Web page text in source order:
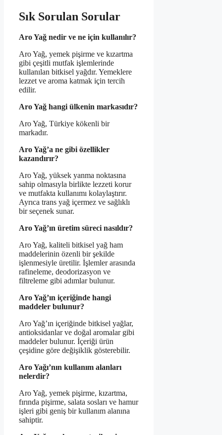
Sık Sorulan Sorular
Aro Yağ nedir ve ne için kullanılır?
Aro Yağ, yemek pişirme ve kızartma
gibi çeşitli mutfak işlemlerinde
kullanılan bitkisel yağdır. Yemeklere
lezzet ve aroma katmak için tercih
edilir.
Aro Yağ hangi ülkenin markasıdır?
Aro Yağ, Türkiye kökenli bir
markadır.
Aro Yağ’a ne gibi özellikler
kazandırır?
Aro Yağ, yüksek yanma noktasına
sahip olmasıyla birlikte lezzeti korur
ve mutfakta kullanımı kolaylaştırır.
Ayrıca trans yağ içermez ve sağlıklı
bir seçenek sunar.
Aro Yağ’ın üretim süreci nasıldır?
Aro Yağ, kaliteli bitkisel yağ ham
maddelerinin özenli bir şekilde
işlenmesiyle üretilir. İşlemler arasında
rafineleme, deodorizasyon ve
filtreleme gibi adımlar bulunur.
Aro Yağ’ın içeriğinde hangi
maddeler bulunur?
Aro Yağ’ın içeriğinde bitkisel yağlar,
antioksidanlar ve doğal aromalar gibi
maddeler bulunur. İçeriği ürün
çeşidine göre değişiklik gösterebilir.
Aro Yağı’nın kullanım alanları
nelerdir?
Aro Yağ, yemek pişirme, kızartma,
fırında pişirme, salata sosları ve hamur
işleri gibi geniş bir kullanım alanına
sahiptir.